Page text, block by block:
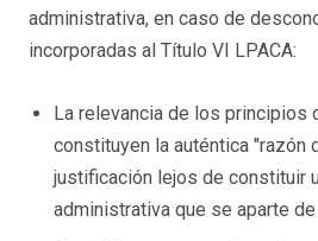
administrativa, en caso de
incorporadas al Título VI LPACA:
La relevancia de los principios
constituyen la auténtica "razón
justificación lejos de constituir
administrativa que se aparte